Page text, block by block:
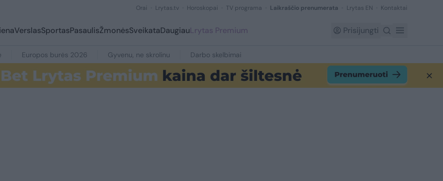
Orai Lrytas.tv Horoskopai TV programa Laikraščio prenumerata Lrytas EN Kontaktai
VerslasSportasPasaulisŽmonėsSveikataDaugiauLrytas Premium Prisijungti
Europos burės 2026 Gyvenu, ne skrolinu Darbo skelbimai